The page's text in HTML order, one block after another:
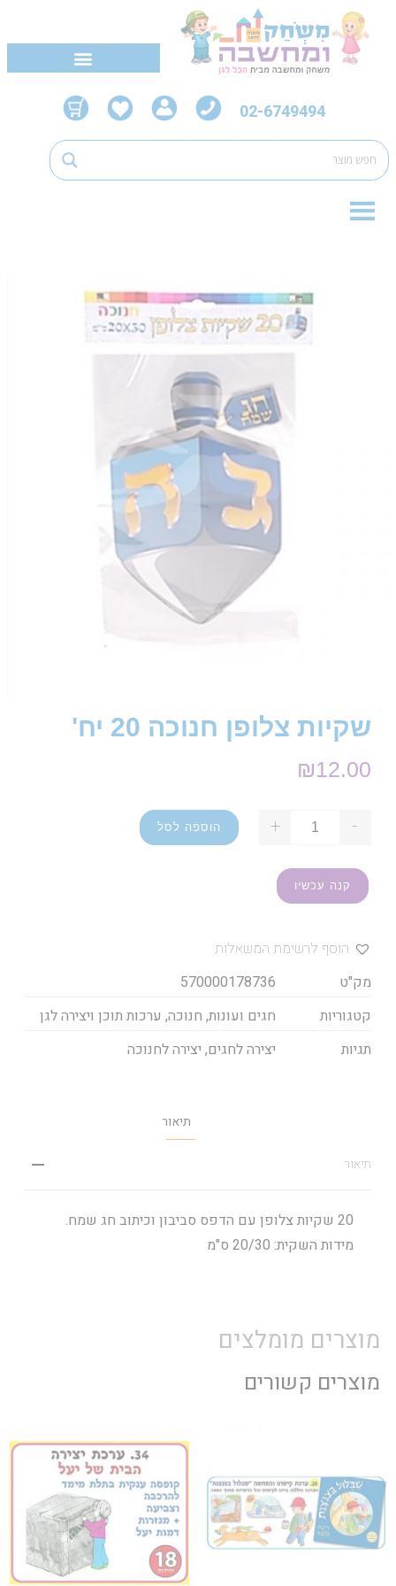
02-6749494
שקיות צלופן חנוכה 20 יח'
₪12.00
-
+ הוספה לסל
קנה עכשיו
הוסף לרשימת המשאלות
מק"ט
570000178736
קטגוריות
חגים ועונות, חנוכה, ערכות תוכן ויצירה לגן
תגיות
יצירה לחגים, יצירה לחנוכה
תיאור
תיאור
20 שקיות צלופן עם הדפס סביבון וכיתוב חג שמח.
מידות השקית: 20/30 ס"מ
מוצרים מומלצים
מוצרים קשורים